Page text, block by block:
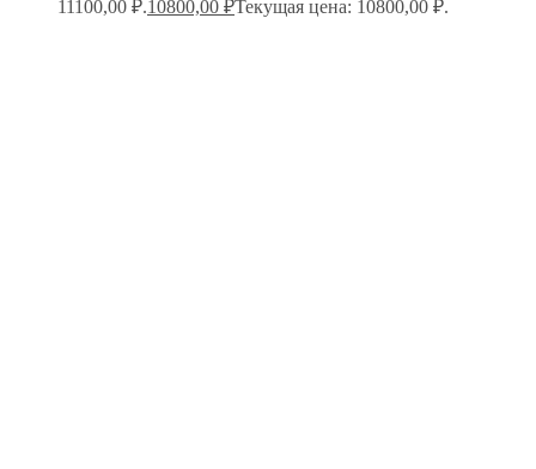
11100,00 ₽.10800,00 ₽Текущая цена: 10800,00 ₽.